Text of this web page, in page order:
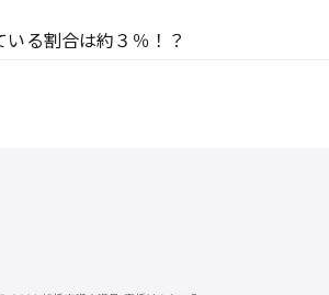
る割合は約３％！？